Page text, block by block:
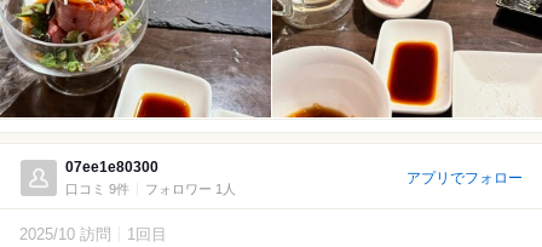
07ee1e80300
口コミ 9件 フォロワー 1人
アプリでフォロー
2025/10 訪問 1回目